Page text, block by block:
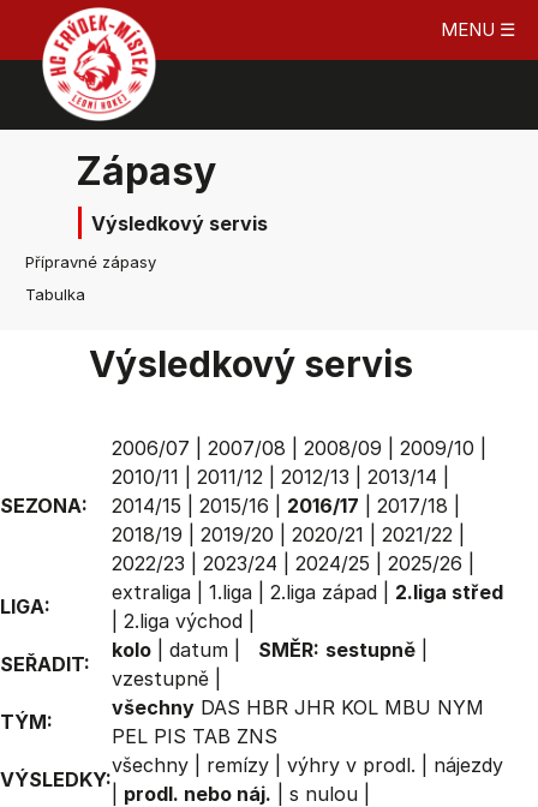
MENU ☰
Zápasy
Výsledkový servis
Přípravné zápasy
Tabulka
Výsledkový servis
SEZONA:
2006/07 2007/08 2008/09 2009/10
2010/11
2011/12 2012/13 2013/14
2014/15
2015/16 2016/17 2017/18
2018/19
2019/20 2020/21 2021/22
2022/23
2023/24 2024/25 2025/26
LIGA:
extraliga 1.liga 2.liga západ
2.liga střed
2.liga východ
SEŘADIT:
kolo datum SMĚR: sestupně
vzestupně
TÝM:
všechny DAS HBR JHR KOL MBU NYM
PEL PIS TAB ZNS
VÝSLEDKY:
všechny remízy výhry v prodl.
nájezdy
prodl. nebo náj. s nulou